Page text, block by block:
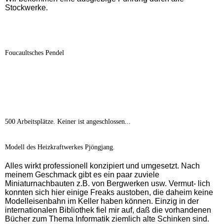
Stockwerke.
Foucaultsches Pendel
500 Arbeitsplätze. Keiner ist angeschlossen...
Modell des Heizkraftwerkes Pjöngjang.
Alles wirkt professionell konzipiert und umgesetzt. Nach
meinem Geschmack gibt es ein paar zuviele
Miniaturnachbauten z.B. von Bergwerken usw. Vermut- lich
konnten sich hier einige Freaks austoben, die daheim keine
Modelleisenbahn im Keller haben können. Einzig in der
internationalen Bibliothek fiel mir auf, daß die vorhandenen
Bücher zum Thema Informatik ziemlich alte Schinken sind.